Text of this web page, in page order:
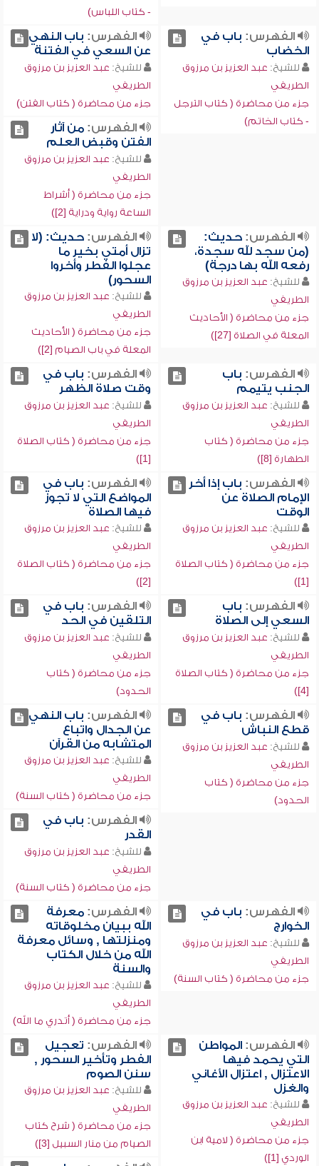
- كتاب اللباس)
الفهرس: باب في
الخضاب
للشيخ: عبد العزيز بن مرزوق
الطريفي
جزء من محاضرة ( كتاب الترجل
- كتاب الخاتم)
الفهرس: باب النهي
عن السعي في الفتنة
للشيخ: عبد العزيز بن مرزوق
الطريفي
جزء من محاضرة ( كتاب الفتن)
الفهرس:من آثار
الفتن وقبض العلم
للشيخ: عبد العزيز بن مرزوق
الطريفي
جزء من محاضرة ( أشراط
الساعة رواية ودراية [2])
الفهرس:حديث:
(من سجد لله سجدة،
رفعه الله بها درجة)
للشيخ: عبد العزيز بن مرزوق
الطريفي
جزء من محاضرة ( الأحاديث
المعلة في الصلاة [27])
الفهرس:حديث: (لا
تزال أمتي بخير ما
عجلوا الفطر وأخروا
السحور)
للشيخ: عبد العزيز بن مرزوق
الطريفي
جزء من محاضرة ( الأحاديث
المعلة في باب الصيام [2])
الفهرس: باب
الجنب يتيمم
للشيخ: عبد العزيز بن مرزوق
الطريفي
جزء من محاضرة ( كتاب
الطهارة [8])
الفهرس: باب في
وقت صلاة الظهر
للشيخ: عبد العزيز بن مرزوق
الطريفي
جزء من محاضرة ( كتاب الصلاة
[1])
الفهرس: باب إذا أخر
الإمام الصلاة عن
الوقت
للشيخ: عبد العزيز بن مرزوق
الطريفي
جزء من محاضرة ( كتاب الصلاة
[1])
الفهرس: باب في
المواضع التي لا تجوز
فيها الصلاة
للشيخ: عبد العزيز بن مرزوق
الطريفي
جزء من محاضرة ( كتاب الصلاة
[2])
الفهرس: باب
السعي إلى الصلاة
للشيخ: عبد العزيز بن مرزوق
الطريفي
جزء من محاضرة ( كتاب الصلاة
[4])
الفهرس: باب في
التلقين في الحد
للشيخ: عبد العزيز بن مرزوق
الطريفي
جزء من محاضرة ( كتاب
الحدود)
الفهرس: باب في
قطع النباش
للشيخ: عبد العزيز بن مرزوق
الطريفي
جزء من محاضرة ( كتاب
الحدود)
الفهرس: باب النهي
عن الجدال واتباع
المتشابه من القرآن
للشيخ: عبد العزيز بن مرزوق
الطريفي
جزء من محاضرة ( كتاب السنة)
الفهرس: باب في
القدر
للشيخ: عبد العزيز بن مرزوق
الطريفي
جزء من محاضرة ( كتاب السنة)
الفهرس: باب في
الخوارج
للشيخ: عبد العزيز بن مرزوق
الطريفي
جزء من محاضرة ( كتاب السنة)
الفهرس:معرفة
الله ببيان مخلوقاته
ومنزلتها , وسائل معرفة
الله من خلال الكتاب
والسنة
للشيخ: عبد العزيز بن مرزوق
الطريفي
جزء من محاضرة ( أتدري ما الله)
الفهرس:المواطن
التي يحمد فيها
الاعتزال , اعتزال الأغاني
والغزل
للشيخ: عبد العزيز بن مرزوق
الطريفي
جزء من محاضرة ( لامية ابن
الوردي [1])
الفهرس: تعجيل
الفطر وتأخير السحور ,
سنن الصوم
للشيخ: عبد العزيز بن مرزوق
الطريفي
جزء من محاضرة ( شرح كتاب
الصيام من منار السبيل [3])